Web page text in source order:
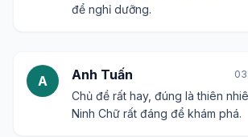
để nghỉ dưỡng.
A Anh Tuấn
Chủ đề rất hay, đúng là thiên
Ninh Chữ rất đáng để khám phá.